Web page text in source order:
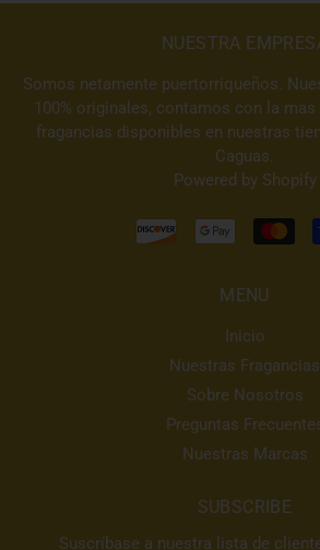
NUESTRA
Somos netamente puertorriqueños.
100% originales, contamos con la
fragancias disponibles en nuestras
Caguas.
Powered by Shopify
MENU
Inicio
Nuestras Fragancias
Sobre Nosotros
Preguntas
Nuestras Marcas
SUBSCRIBE
Suscríbase a nuestra lista de